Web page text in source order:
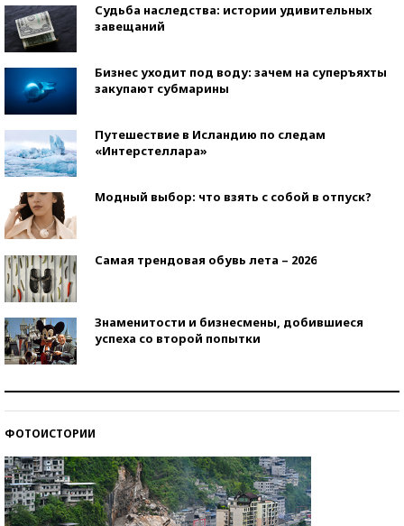
Судьба наследства: истории удивительных
завещаний
Бизнес уходит под воду: зачем на суперъяхты
закупают субмарины
Путешествие в Исландию по следам
«Интерстеллара»
Модный выбор: что взять с собой в отпуск?
Самая трендовая обувь лета – 2026
Знаменитости и бизнесмены, добившиеся
успеха со второй попытки
ФОТОИСТОРИИ